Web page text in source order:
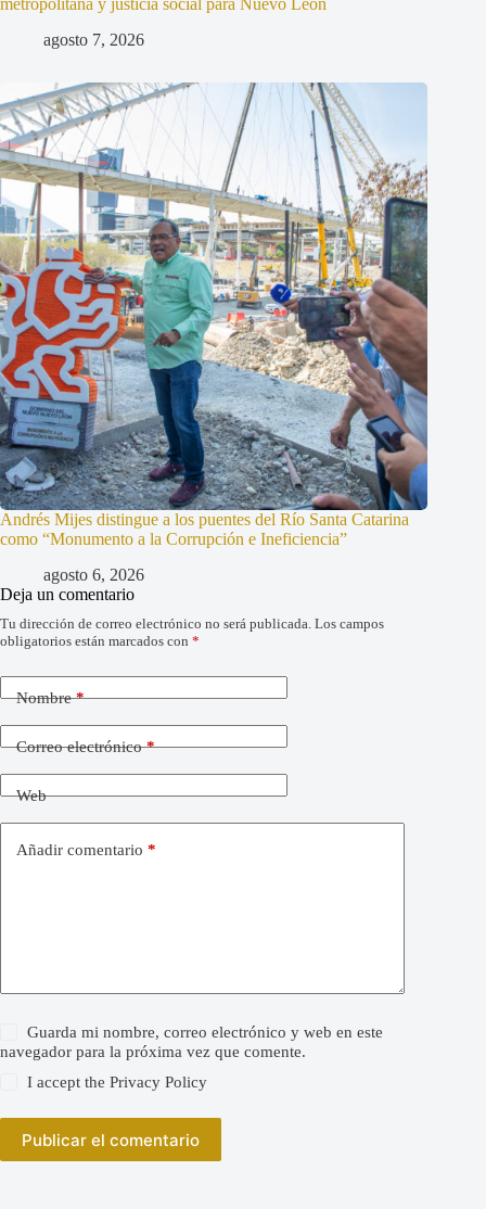
metropolitana y justicia social para Nuevo León
agosto 7, 2026
Andrés Mijes distingue a los puentes del Río Santa Catarina
como “Monumento a la Corrupción e Ineficiencia”
agosto 6, 2026
Deja un comentario
Tu dirección de correo electrónico no será publicada. Los campos
obligatorios están marcados con *
Nombre*
Correo electrónico*
Web
Añadir comentario *
Guarda mi nombre, correo electrónico y web en este
navegador para la próxima vez que comente.
I accept thePrivacy Policy
Publicar el comentario